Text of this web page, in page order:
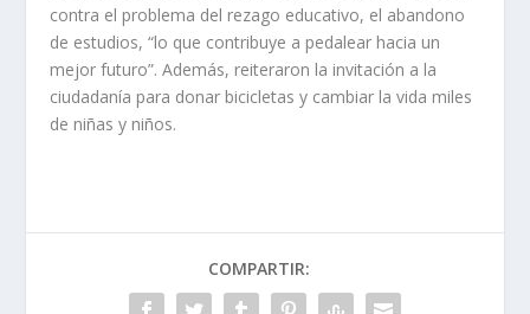
contra el problema del rezago educativo, el abandono
de estudios, “lo que contribuye a pedalear hacia un
mejor futuro”. Además, reiteraron la invitación a la
ciudadanía para donar bicicletas y cambiar la vida miles
de niñas y niños.
COMPARTIR: